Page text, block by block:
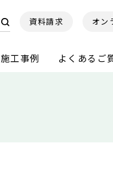
資料請求 オン
施工事例 よくあるご